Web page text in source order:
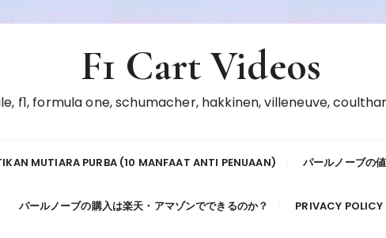
F1 Cart Videos
f1, formula one, schumacher, hakkinen, villeneuve,
MUTIARA PURBA (10 MANFAAT ANTI PENUAAN) パールノーブの
パールノーブの購入は楽天・アマゾンでできるのか？ PRIVACY POLICY